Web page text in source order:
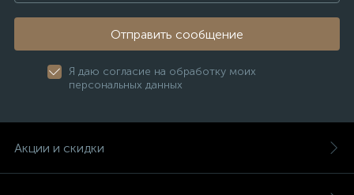
Отправить сообщение
Я даю согласие на обработку моих
персональных данных
Акции и скидки